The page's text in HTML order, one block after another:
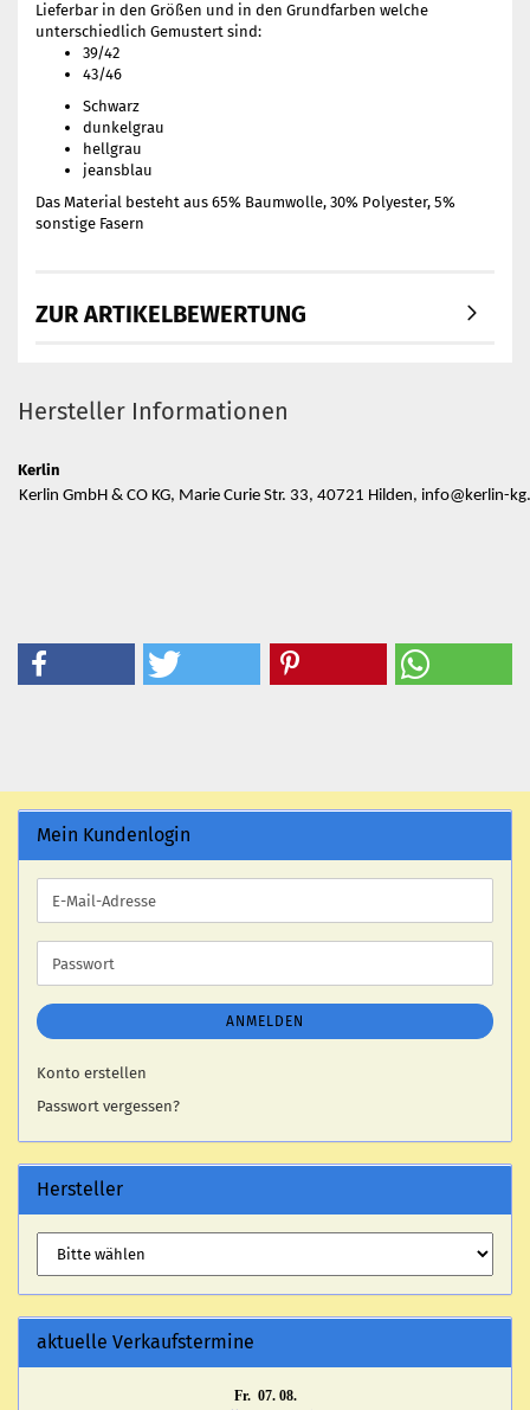
Lieferbar in den Größen und in den Grundfarben welche
unterschiedlich Gemustert sind:
39/42
43/46
Schwarz
dunkelgrau
hellgrau
jeansblau
Das Material besteht aus 65% Baumwolle, 30% Polyester, 5%
sonstige Fasern
ZUR ARTIKELBEWERTUNG
Hersteller Informationen
Kerlin
Kerlin GmbH & CO KG, Marie Curie Str. 33, 40721 Hilden, info@kerlin-
Mein Kundenlogin
E-
Mail-
Adresse
Passwort
ANMELDEN
Konto erstellen
Passwort vergessen?
Hersteller
aktuelle Verkaufstermine
Fr. 07. 08.